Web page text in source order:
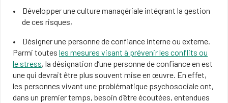
Développer une culture managériale intégrant la gestion
de ces risques,
Désigner une personne de confiance interne ou externe.
Parmi toutes les mesures visant à prévenir les conflits ou
le stress, la désignation d’une personne de confiance en est
une qui devrait être plus souvent mise en œuvre. En effet,
les personnes vivant une problématique psychosociale ont,
dans un premier temps, besoin d’être écoutées, entendues